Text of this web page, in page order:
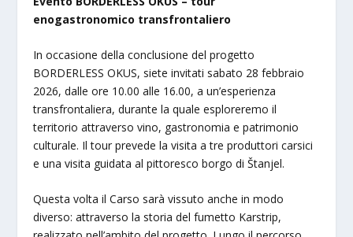
enogastronomico transfrontaliero
In occasione della conclusione del progetto
BORDERLESS OKUS, siete invitati sabato 28 febbraio
2026, dalle ore 10.00 alle 16.00, a un’esperienza
transfrontaliera, durante la quale esploreremo il
territorio attraverso vino, gastronomia e patrimonio
culturale. Il tour prevede la visita a tre produttori carsici
e una visita guidata al pittoresco borgo di Štanjel.
Questa volta il Carso sarà vissuto anche in modo
diverso: attraverso la storia del fumetto Karstrip,